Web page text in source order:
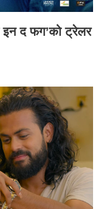
इन द फग’को ट्रेलर